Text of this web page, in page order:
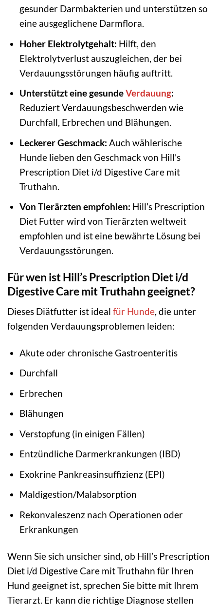
gesunder Darmbakterien und unterstützen so
eine ausgeglichene Darmflora.
Hoher Elektrolytgehalt: Hilft, den
Elektrolytverlust auszugleichen, der bei
Verdauungsstörungen häufig auftritt.
Unterstützt eine gesundeVerdauung:
Reduziert Verdauungsbeschwerden wie
Durchfall, Erbrechen und Blähungen.
Leckerer Geschmack: Auch wählerische
Hunde lieben den Geschmack von Hill’s
Prescription Diet i/d Digestive Care mit
Truthahn.
Von Tierärzten empfohlen: Hill’s Prescription
Diet Futter wird von Tierärzten weltweit
empfohlen und ist eine bewährte Lösung bei
Verdauungsstörungen.
Für wen ist Hill’s Prescription Diet i/d
Digestive Care mit Truthahn geeignet?
Dieses Diätfutter ist ideal für Hunde, die unter
folgenden Verdauungsproblemen leiden:
Akute oder chronische Gastroenteritis
Durchfall
Erbrechen
Blähungen
Verstopfung (in einigen Fällen)
Entzündliche Darmerkrankungen (IBD)
Exokrine Pankreasinsuffizienz (EPI)
Maldigestion/Malabsorption
Rekonvaleszenz nach Operationen oder
Erkrankungen
Wenn Sie sich unsicher sind, ob Hill’s Prescription
Diet i/d Digestive Care mit Truthahn für Ihren
Hund geeignet ist, sprechen Sie bitte mit Ihrem
Tierarzt. Er kann die richtige Diagnose stellen